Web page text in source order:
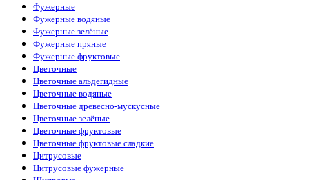
Фужерные
Фужерные водяные
Фужерные зелёные
Фужерные пряные
Фужерные фруктовые
Цветочные
Цветочные альдегидные
Цветочные водяные
Цветочные древесно-мускусные
Цветочные зелёные
Цветочные фруктовые
Цветочные фруктовые сладкие
Цитрусовые
Цитрусовые фужерные